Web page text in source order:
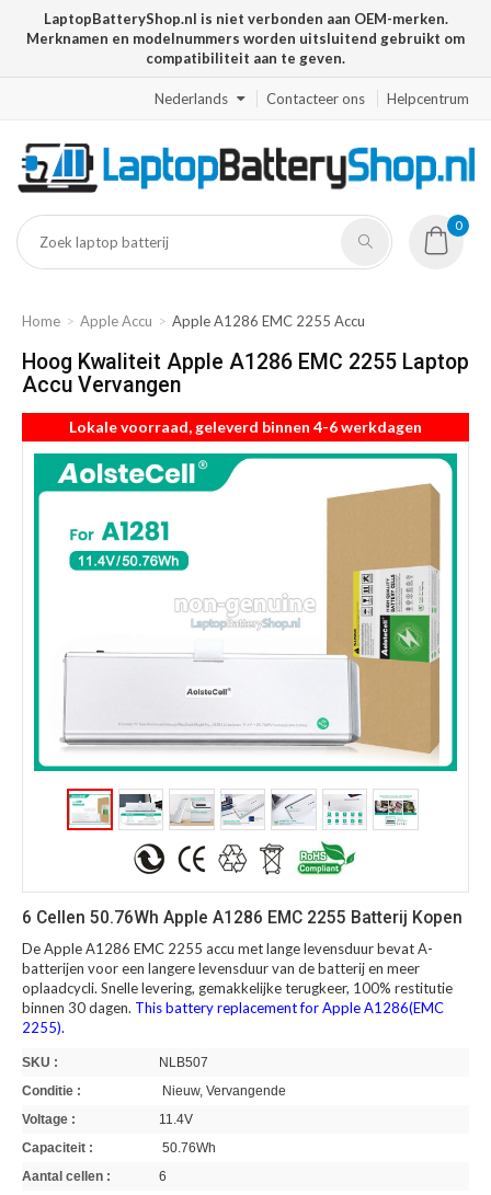
LaptopBatteryShop.nl is niet verbonden aan OEM-merken.
Merknamen en modelnummers worden uitsluitend gebruikt om
compatibiliteit aan te geven.
Nederlands Contacteer ons Helpcentrum
0
Home Apple Accu Apple A1286 EMC 2255 Accu
Hoog Kwaliteit Apple A1286 EMC 2255 Laptop
Accu Vervangen
Lokale voorraad, geleverd binnen 4-6 werkdagen
6 Cellen 50.76Wh Apple A1286 EMC 2255 Batterij Kopen
De Apple A1286 EMC 2255 accu met lange levensduur bevat A-
batterijen voor een langere levensduur van de batterij en meer
oplaadcycli. Snelle levering, gemakkelijke terugkeer, 100% restitutie
binnen 30 dagen. This battery replacement for Apple A1286(EMC
2255).
SKU :
NLB507
Conditie :
Nieuw, Vervangende
Voltage :
11.4V
Capaciteit :
50.76Wh
Aantal cellen :
6